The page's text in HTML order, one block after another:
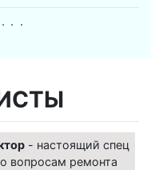
- настоящий спец
вопросам ремонта